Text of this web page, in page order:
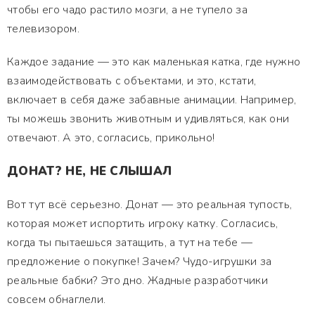
чтобы его чадо растило мозги, а не тупело за
телевизором.
Каждое задание — это как маленькая катка, где нужно
взаимодействовать с объектами, и это, кстати,
включает в себя даже забавные анимации. Например,
ты можешь звонить животным и удивляться, как они
отвечают. А это, согласись, прикольно!
ДОНАТ? НЕ, НЕ СЛЫШАЛ
Вот тут всё серьезно. Донат — это реальная тупость,
которая может испортить игроку катку. Согласись,
когда ты пытаешься затащить, а тут на тебе —
предложение о покупке! Зачем? Чудо-игрушки за
реальные бабки? Это дно. Жадные разработчики
совсем обнаглели.